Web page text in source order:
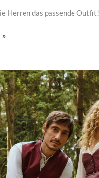
Herren das passende Outfit!
»